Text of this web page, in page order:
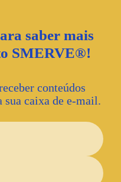
saber mais
SMERVE®!
conteúdos
sua caixa de e-mail.